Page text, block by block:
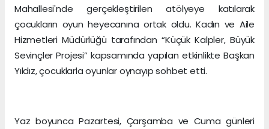
Mahallesi'nde gerçekleştirilen atölyeye katılarak
çocukların oyun heyecanına ortak oldu. Kadın ve Aile
Hizmetleri Müdürlüğü tarafından “Küçük Kalpler, Büyük
Sevinçler Projesi” kapsamında yapılan etkinlikte Başkan
Yıldız, çocuklarla oyunlar oynayıp sohbet etti.
Yaz boyunca Pazartesi, Çarşamba ve Cuma günleri